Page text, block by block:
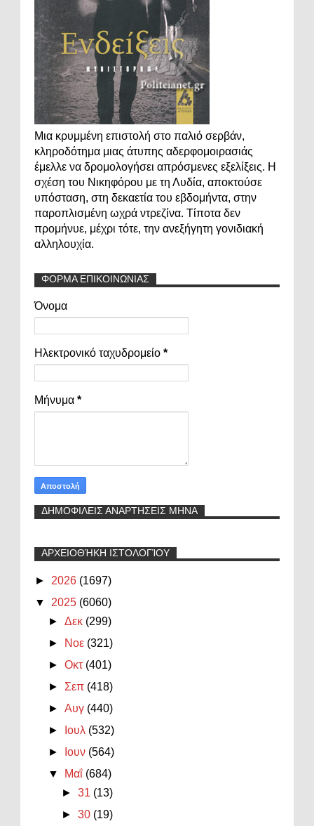
Μια κρυμμένη επιστολή στο παλιό σερβάν,
κληροδότημα μιας άτυπης αδερφομοιρασιάς
έμελλε να δρομολογήσει απρόσμενες εξελίξεις. Η
σχέση του Νικηφόρου με τη Λυδία, αποκτούσε
υπόσταση, στη δεκαετία του εβδομήντα, στην
παροπλισμένη ωχρά ντρεζίνα. Τίποτα δεν
προμήνυε, μέχρι τότε, την ανεξήγητη γονιδιακή
αλληλουχία.
ΦΟΡΜΑ ΕΠΙΚΟΙΝΩΝΙΑΣ
Όνομα
Ηλεκτρονικό ταχυδρομείο *
Μήνυμα *
ΔΗΜΟΦΙΛΕΙΣ ΑΝΑΡΤΗΣΕΙΣ ΜΗΝΑ
ΑΡΧΕΙΟΘΉΚΗ ΙΣΤΟΛΟΓΊΟΥ
► 2026 (1697)
▼ 2025 (6060)
►Δεκ (299)
►
Νοε (321)
►Οκτ (401)
► Σεπ (418)
►Αυγ (440)
►
Ιουλ (532)
►
Ιουν (564)
▼
Μαΐ (684)
►31 (13)
►30 (19)